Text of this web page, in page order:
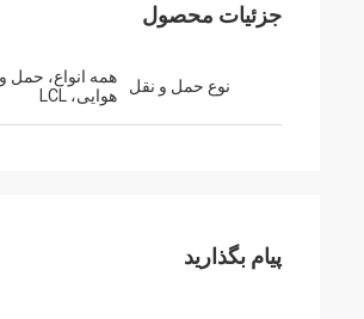
جزئیات محصول
نوع حمل و نقل
همه انواع، حمل
هوایی، LCL
پیام بگذارید